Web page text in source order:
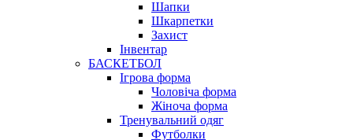
Шапки
Шкарпетки
Захист
Інвентар
БАСКЕТБОЛ
Ігрова форма
Чоловіча форма
Жіноча форма
Тренувальний одяг
Футболки